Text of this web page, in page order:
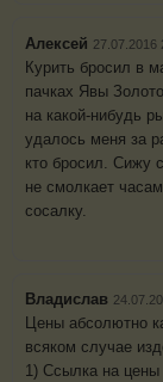
Алексей 27.07.2016
Курить бросил в
пачках Явы
на какой-нибудь
удалось меня за
кто бросил. Сижу
не смолкает
сосалку.
Владислав
Цены абсолютно
всяком
1) Ссылка на